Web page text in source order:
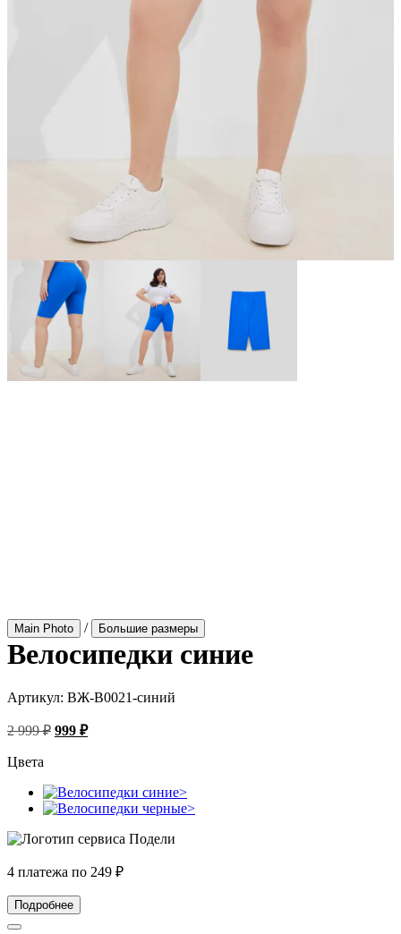
Main Photo / Большие размеры
Велосипедки синие
Артикул: ВЖ-В0021-синий
2 999₽ Первоначальная
999 ₽.
999 ₽Текущая
Цвета
4 платежа по 249 ₽
Подробнее